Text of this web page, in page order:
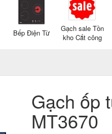
Bếp Điện Từ
Gạch sale Tồn
kho Cắt công
Gạch ốp
MT3670